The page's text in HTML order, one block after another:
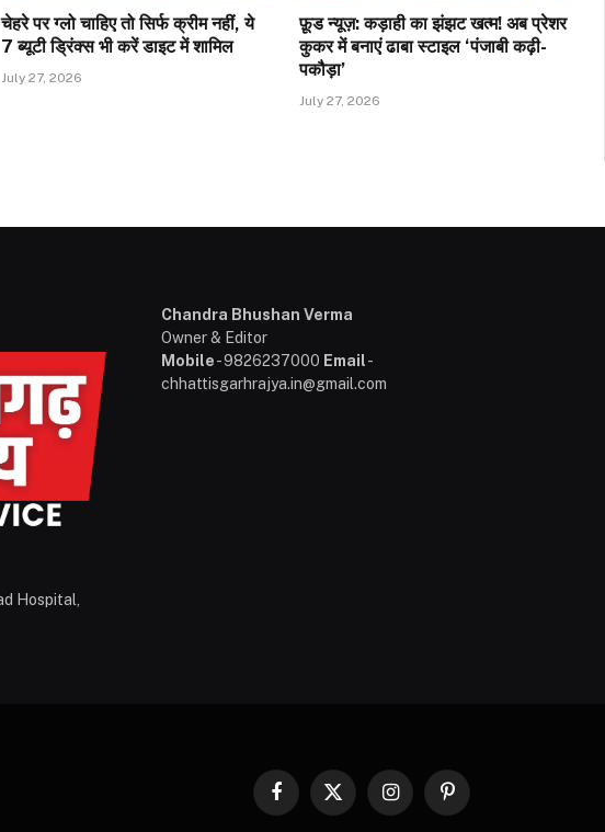
चेहरे पर ग्लो चाहिए तो सिर्फ क्रीम नहीं, ये
7 ब्यूटी ड्रिंक्स भी करें डाइट में शामिल
July 27, 2026
फ़ूड न्यूज़: कड़ाही का झंझट खत्म! अब प्रेशर
कुकर में बनाएं ढाबा स्टाइल ‘पंजाबी कढ़ी-
पकौड़ा’
July 27, 2026
Hospital,
Chandra Bhushan Verma
Owner & Editor
Mobile- 9826237000 Email-
chhattisgarhrajya.in@gmail.com
Facebook
X
InstagramPinterest